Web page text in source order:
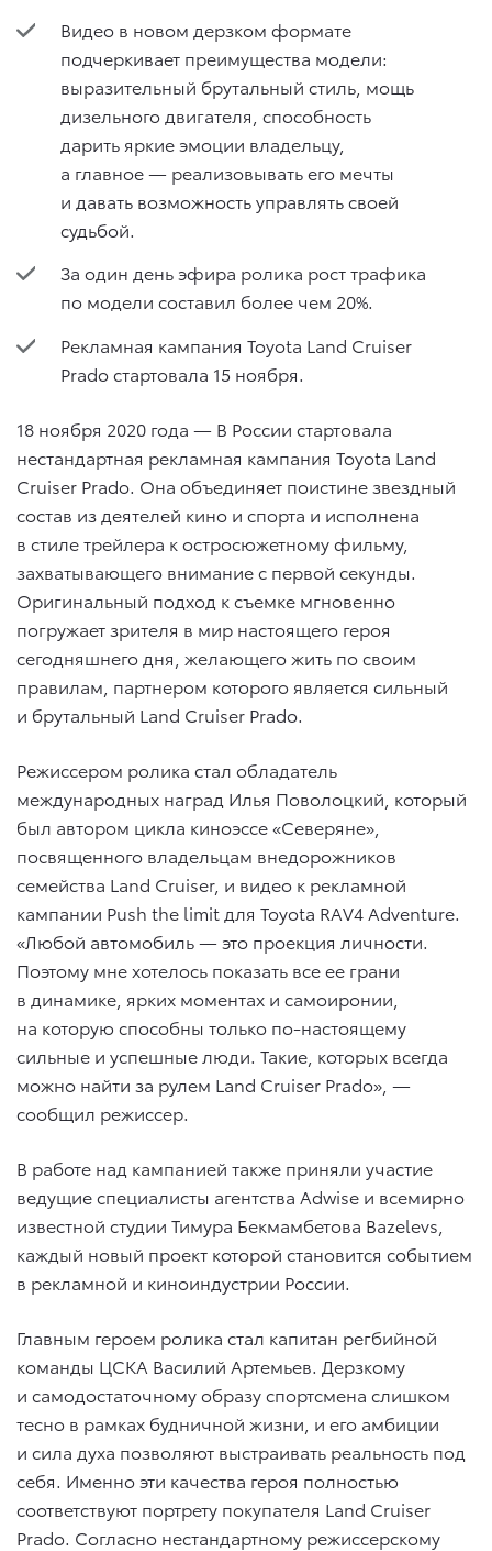
Видео в новом дерзком формате
подчеркивает преимущества модели:
выразительный брутальный стиль, мощь
дизельного двигателя, способность
дарить яркие эмоции владельцу,
а главное — реализовывать его мечты
и давать возможность управлять своей
судьбой.
За один день эфира ролика рост трафика
по модели составил более чем 20%.
Рекламная кампания Toyota Land Cruiser
Prado стартовала 15 ноября.
18 ноября 2020 года — В России стартовала
нестандартная рекламная кампания Toyota Land
Cruiser Prado. Она объединяет поистине звездный
состав из деятелей кино и спорта и исполнена
в стиле трейлера к остросюжетному фильму,
захватывающего внимание с первой секунды.
Оригинальный подход к съемке мгновенно
погружает зрителя в мир настоящего героя
сегодняшнего дня, желающего жить по своим
правилам, партнером которого является сильный
и брутальный Land Cruiser Prado.
Режиссером ролика стал обладатель
международных наград Илья Поволоцкий, который
был автором цикла киноэссе «Северяне»,
посвященного владельцам внедорожников
семейства Land Cruiser, и видео к рекламной
кампании Push the limit для Toyota RAV4 Adventure.
«Любой автомобиль — это проекция личности.
Поэтому мне хотелось показать все ее грани
в динамике, ярких моментах и самоиронии,
на которую способны только по-настоящему
сильные и успешные люди. Такие, которых всегда
можно найти за рулем Land Cruiser Prado», —
сообщил режиссер.
В работе над кампанией также приняли участие
ведущие специалисты агентства Adwise и всемирно
известной студии Тимура Бекмамбетова Bazelevs,
каждый новый проект которой становится событием
в рекламной и киноиндустрии России.
Главным героем ролика стал капитан регбийной
команды ЦСКА Василий Артемьев. Дерзкому
и самодостаточному образу спортсмена слишком
тесно в рамках будничной жизни, и его амбиции
и сила духа позволяют выстраивать реальность под
себя. Именно эти качества героя полностью
соответствуют портрету покупателя Land Cruiser
Prado. Согласно нестандартному режиссерскому